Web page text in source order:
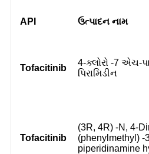
API ઉત્પાદન નામ
Tofacitinib
4-ક્લોરો -7 એચ-
પિરામિડીન
Tofacitinib
(3R, 4R) -N, 4-
(phenylmethyl) -
piperidinamine